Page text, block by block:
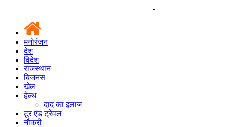
मनोरंजन
देश
विदेश
राजस्थान
बिजनस
खेल
हेल्थ
दाद का इलाज
टूर एंड ट्रेवल
नौकरी